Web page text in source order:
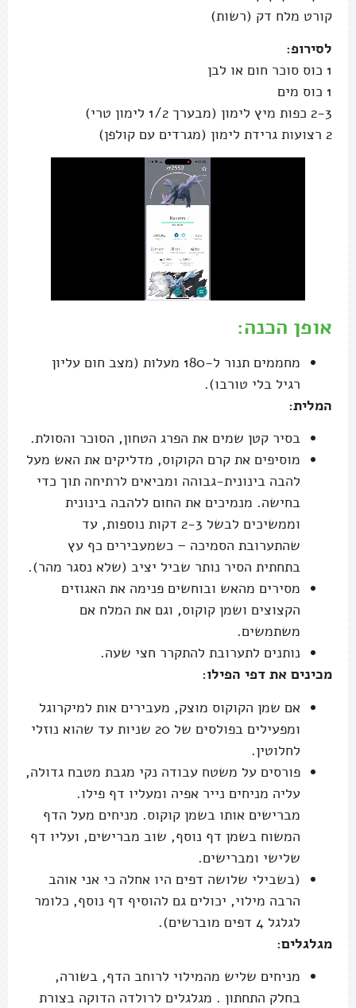
קורט מלח דק (רשות)
לסירופ:
1 כוס סוכר חום או לבן
1 כוס מים
2-3 כפות מיץ לימון (מבערך 1/2 לימון טרי)
2 רצועות גרידת לימון (מגרדים עם קולפן)
אופן הכנה:
מחממים תנור ל-180 מעלות (מצב חום עליון
רגיל בלי טורבו).
המלית:
בסיר קטן שמים את הפרג הטחון, הסוכר והסולת.
מוסיפים את קרם הקוקוס, מדליקים את האש מעל
להבה בינונית-גבוהה ומביאים לרתיחה תוך כדי
בחישה. מנמיכים את החום ללהבה בינונית
וממשיכים לבשל 2-3 דקות נוספות, עד
שהתערובת הסמיכה – כשמעבירים כף עץ
בתחתית הסיר נותר שביל יציב (שלא נסגר מהר).
מסירים מהאש ובוחשים פנימה את האגוזים
הקצוצים ושמן קוקוס, וגם את המלח אם
משתמשים.
נותנים לתערובת להתקרר חצי שעה.
מכינים את דפי הפילו:
אם שמן הקוקוס מוצק, מעבירים אות למיקרוגל
ומפעילים בפולסים של 20 שניות עד שהוא נוזלי
לחלוטין.
פורסים על משטח עבודה נקי מגבת מטבח גדולה,
עליה מניחים נייר אפיה ומעליו דף פילו.
מברישים אותו בשמן קוקוס. מניחים מעל הדף
המשוח בשמן דף נוסף, שוב מברישים, ועליו דף
שלישי ומברישים.
(בשבילי שלושה דפים היו אחלה כי אני אוהב
הרבה מילוי, יכולים גם להוסיף דף נוסף, כלומר
לגלגל 4 דפים מוברשים).
מגלגלים:
מניחים שליש מהמילוי לרוחב הדף, בשורה,
בחלק התחתון . מגלגלים לרולדה הדוקה בצורת